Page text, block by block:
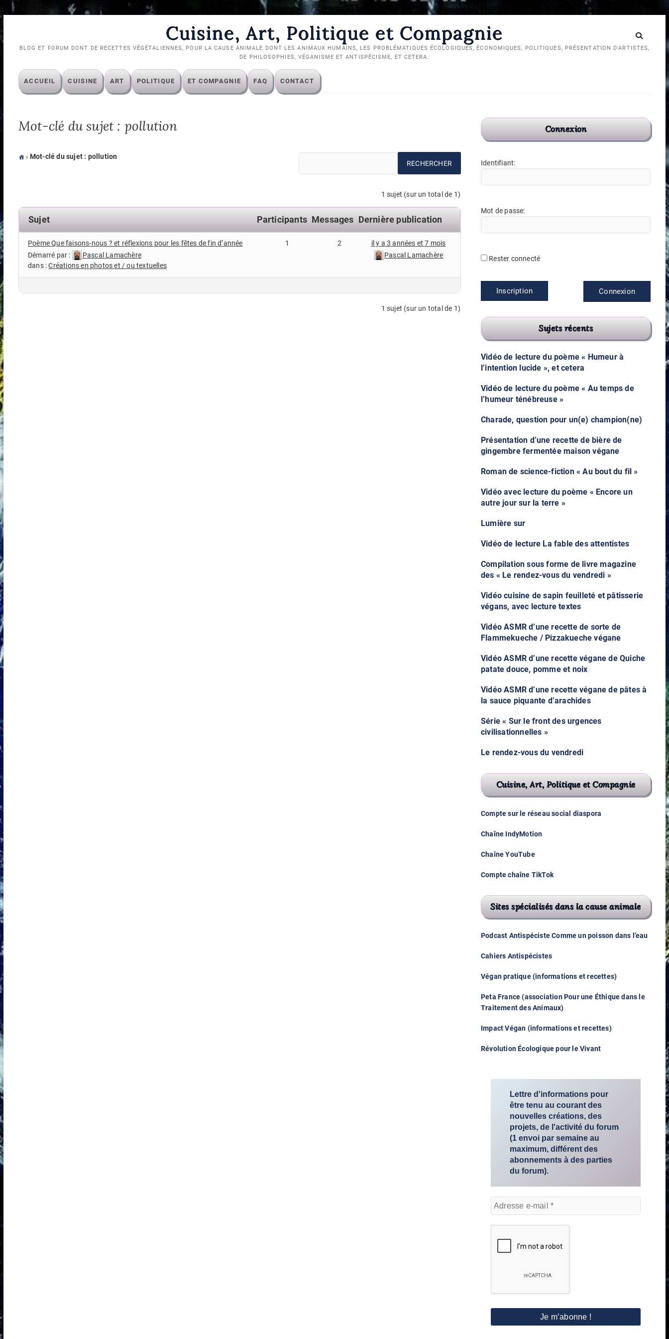
content
Cuisine, Art, Politique et Compagnie
BLOG ET FORUM DONT DE RECETTES VÉGÉTALIENNES, POUR LA CAUSE ANIMALE DONT LES ANIMAUX HUMAINS, LES PROBLÉMATIQUES ÉCOLOGIQUES, ÉCONOMIQUES, POLITIQUES, PRÉSENTATION D'ARTISTES,
DE PHILOSOPHIES, VÉGANISME ET ANTISPÉCISME, ET CETERA.
et
Compagnie
et
Compagnie
ACCUEIL CUISINE ART POLITIQUE ET COMPAGNIE FAQ CONTACT
Mot-clé du sujet : pollution
› Mot-clé du sujet : pollution
1 sujet (sur un total de 1)
Sujet Participants Messages Dernière publication
Poème Que faisons-nous ? et réflexions pour les fêtes de fin d’année
Démarré par :
Pascal Lamachère
dans :Créations en photos et / ou textuelles
1 2
il y a 3 années et 7 mois
Pascal Lamachère
1 sujet (sur un total de 1)
Connexion
Identifiant:
Mot de passe:
Rester connecté
Connexion
Inscription
Sujets récents
Vidéo de lecture du poème « Humeur à
l’intention lucide », et cetera
Vidéo de lecture du poème « Au temps de
l’humeur ténébreuse »
Charade, question pour un(e) champion(ne)
Présentation d’une recette de bière de
gingembre fermentée maison végane
Roman de science-fiction « Au bout du fil »
Vidéo avec lecture du poème « Encore un
autre jour sur la terre »
Lumière sur
Vidéo de lecture La fable des attentistes
Compilation sous forme de livre magazine
des « Le rendez-vous du vendredi »
Vidéo cuisine de sapin feuilleté et pâtisserie
végans, avec lecture textes
Vidéo ASMR d’une recette de sorte de
Flammekueche / Pizzakueche végane
Vidéo ASMR d’une recette végane de Quiche
patate douce, pomme et noix
Vidéo ASMR d’une recette végane de pâtes à
la sauce piquante d’arachides
Série « Sur le front des urgences
civilisationnelles »
Le rendez-vous du vendredi
Cuisine, Art, Politique et Compagnie
Compte sur le réseau social diaspora
Chaîne IndyMotion
Chaîne YouTube
Compte chaîne TikTok
Sites spécialisés dans la cause animale
Podcast Antispéciste Comme un poisson dans l’eau
Cahiers Antispécistes
Végan pratique (informations et recettes)
Peta France (association Pour une Éthique dans le
Traitement des Animaux)
Impact Végan (informations et recettes)
Révolution Écologique pour le Vivant
Lettre d'informations pour
être tenu au courant des
nouvelles créations, des
projets, de l'activité du forum
(1 envoi par semaine au
maximum, différent des
abonnements à des parties
du forum).